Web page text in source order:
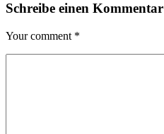
Schreibe einen Kommentar
Your comment *